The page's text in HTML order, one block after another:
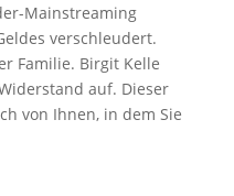
Mainstreaming
verschleudert.
Familie. Birgit Kelle
auf. Dieser
von Ihnen, in dem Sie